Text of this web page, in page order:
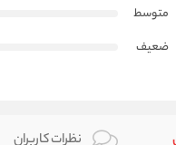
متوسط
ضعیف
نظرات کاربران